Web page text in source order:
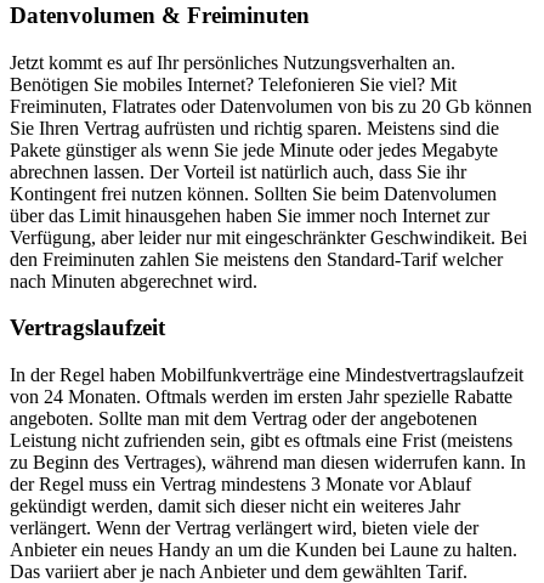
Datenvolumen & Freiminuten
Jetzt kommt es auf Ihr persönliches Nutzungsverhalten an.
Benötigen Sie mobiles Internet? Telefonieren Sie viel? Mit
Freiminuten, Flatrates oder Datenvolumen von bis zu 20 Gb können
Sie Ihren Vertrag aufrüsten und richtig sparen. Meistens sind die
Pakete günstiger als wenn Sie jede Minute oder jedes Megabyte
abrechnen lassen. Der Vorteil ist natürlich auch, dass Sie ihr
Kontingent frei nutzen können. Sollten Sie beim Datenvolumen
über das Limit hinausgehen haben Sie immer noch Internet zur
Verfügung, aber leider nur mit eingeschränkter Geschwindikeit. Bei
den Freiminuten zahlen Sie meistens den Standard-Tarif welcher
nach Minuten abgerechnet wird.
Vertragslaufzeit
In der Regel haben Mobilfunkverträge eine Mindestvertragslaufzeit
von 24 Monaten. Oftmals werden im ersten Jahr spezielle Rabatte
angeboten. Sollte man mit dem Vertrag oder der angebotenen
Leistung nicht zufrienden sein, gibt es oftmals eine Frist (meistens
zu Beginn des Vertrages), während man diesen widerrufen kann. In
der Regel muss ein Vertrag mindestens 3 Monate vor Ablauf
gekündigt werden, damit sich dieser nicht ein weiteres Jahr
verlängert. Wenn der Vertrag verlängert wird, bieten viele der
Anbieter ein neues Handy an um die Kunden bei Laune zu halten.
Das variiert aber je nach Anbieter und dem gewählten Tarif.